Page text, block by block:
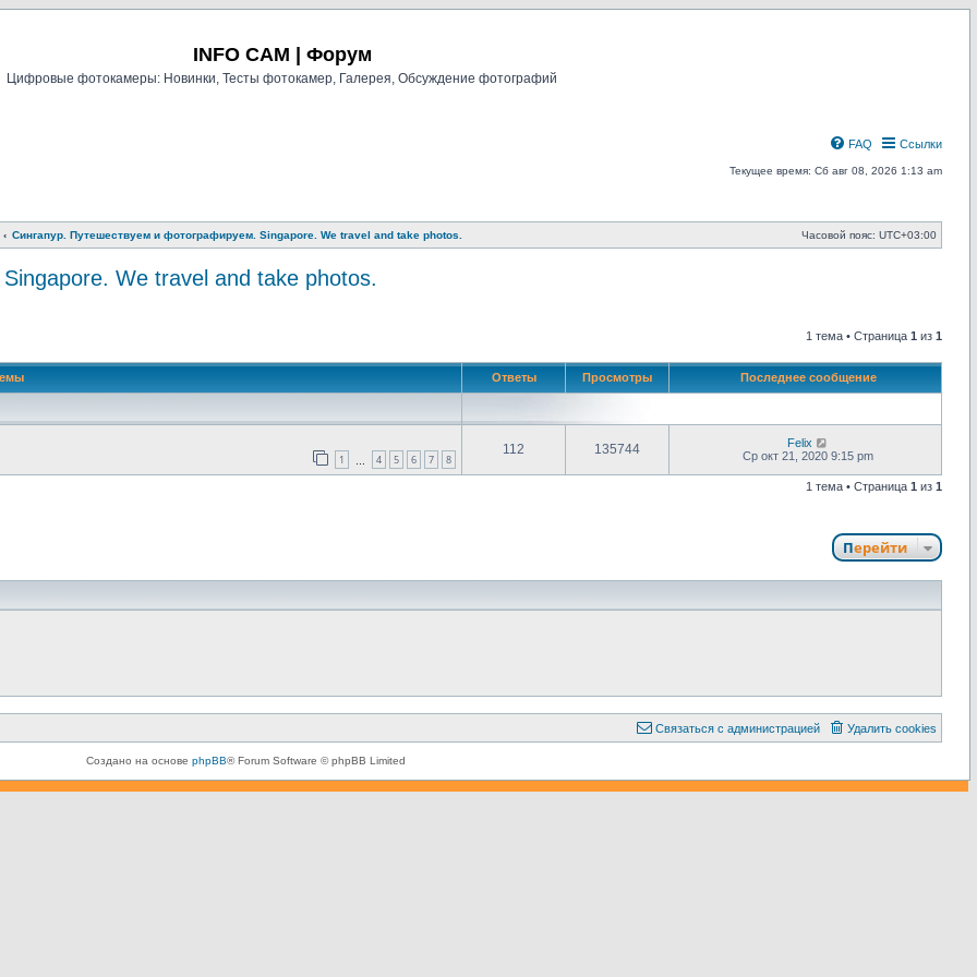
INFO CAM | Форум
Цифровые фотокамеры: Новинки, Тесты фотокамер, Галерея, Обсуждение фотографий
Ссылки
FAQ
Текущее время: Сб авг 08, 2026 1:13 am
Сингапур. Путешествуем и фотографируем. Singapore. We travel and take photos. Часовой пояс: UTC+03:00
We travel and take photos.
поиск 1 тема • Страница 1 из 1
Ответы Просмотры Последнее сообщение
1 4 5 6 7 8
112 135744
Felix
Ср окт 21, 2020 9:15 pm
1 тема • Страница 1 из 1
Перейти
Удалить cookies
Связаться с администрацией
Создано на основе phpBB® Forum Software © phpBB Limited